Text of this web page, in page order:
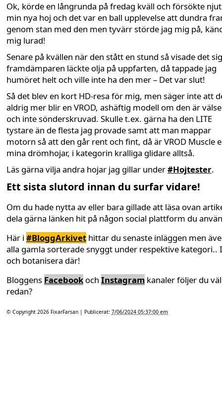
Ok, körde en långrunda på fredag kväll och försökte
min nya hoj och det var en ball upplevelse att dundra
genom stan med den men tyvärr störde jag mig på,
mig lurad!
Senare på kvällen när den stått en stund så visade det
framdämparen läckte olja på uppfarten, då tappade jag
humöret helt och ville inte ha den mer – Det var slut!
Så det blev en kort HD-resa för mig, men säger inte att
aldrig mer blir en VROD, ashäftig modell om den är
och inte sönderskruvad. Skulle t.ex. gärna ha den LITE
tystare än de flesta jag provade samt att man mappar
motorn så att den går rent och fint, då är VROD Muscle
mina drömhojar, i kategorin kralliga glidare alltså.
Läs gärna vilja andra hojar jag gillar under#Hojtester.
Ett sista slutord innan du surfar vidare!
Om du hade nytta av eller bara gillade att läsa ovan
dela gärna länken hit på någon social plattform du
Här i #BloggArkivet hittar du senaste inläggen men
alla gamla sorterade snyggt under respektive kategori..
och botanisera där!
Bloggens Facebookoch Instagram kanaler följer du väl
redan?
© Copyright 2026 FixarFarsan | Publicerat: 7/06/2024 05:37:00 em